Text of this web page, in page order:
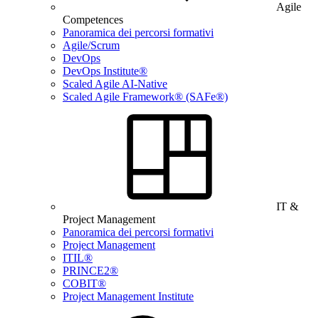
Agile
Competences
Panoramica dei percorsi formativi
Agile/Scrum
DevOps
DevOps Institute®
Scaled Agile AI-Native
Scaled Agile Framework® (SAFe®)
IT &
Project Management
Panoramica dei percorsi formativi
Project Management
ITIL®
PRINCE2®
COBIT®
Project Management Institute